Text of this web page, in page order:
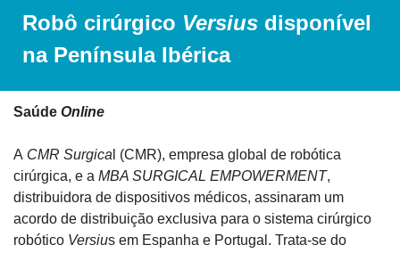
Robô cirúrgico Versius disponível
na Península Ibérica
Saúde Online
A CMR Surgica l (CMR), empresa global de robótica
cirúrgica, e a MBA SURGICAL EMPOWERMENT,
distribuidora de dispositivos médicos, assinaram um
acordo de distribuição exclusiva para o sistema cirúrgico
robótico Versius em Espanha e Portugal. Trata-se do